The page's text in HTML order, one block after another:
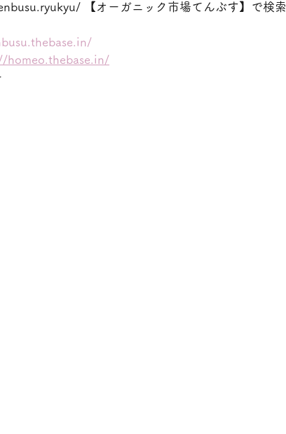
【オーガニック市場てんぶす】で検索
homeo.thebase.in/